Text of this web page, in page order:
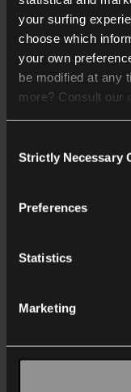
your surfing
choose which
your own
be modified at any
more? Consult our
We work with40
Selection
Strictly Necessary
Preferences
Statistics
Marketing